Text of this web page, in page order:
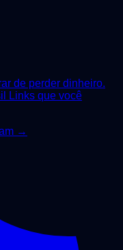
de perder dinheiro.
Links que você
→